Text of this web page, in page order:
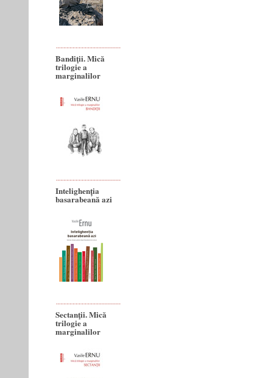
Bandiţii. Mică
trilogie a
marginalilor
Intelighenția
basarabeană azi
Sectanţii. Mică
trilogie a
marginalilor